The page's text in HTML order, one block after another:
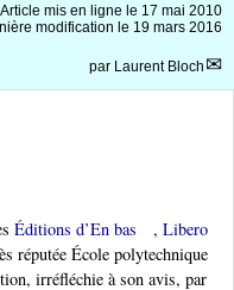
Article mis en ligne le 17 mai 2010
modification le 19 mars 2016
par Laurent Bloch
Éditions d’En bas , Libero
réputée École polytechnique
irréfléchie à son avis, par